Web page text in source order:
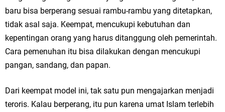
baru bisa berperang sesuai rambu-rambu yang ditetapkan,
tidak asal saja. Keempat, mencukupi kebutuhan dan
kepentingan orang yang harus ditanggung oleh pemerintah.
Cara pemenuhan itu bisa dilakukan dengan mencukupi
pangan, sandang, dan papan.
Dari keempat model ini, tak satu pun mengajarkan menjadi
teroris. Kalau berperang, itu pun karena umat Islam terlebih